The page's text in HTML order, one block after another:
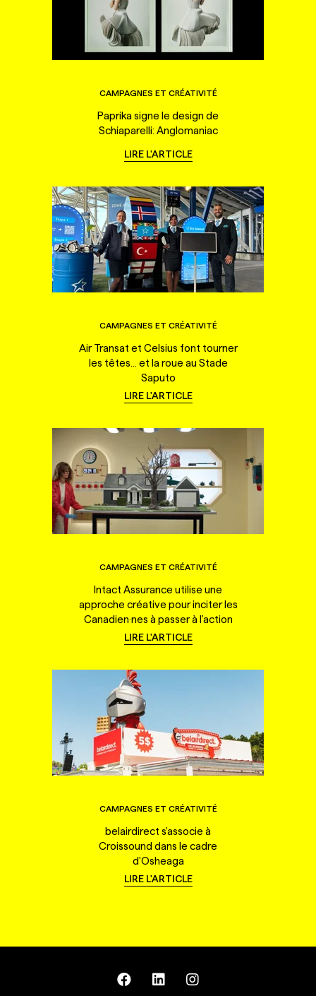
CAMPAGNES ET CRÉATIVITÉ
Paprika signe le design de
Schiaparelli: Anglomaniac
LIRE L'ARTICLE
CAMPAGNES ET CRÉATIVITÉ
Air Transat et Celsius font tourner
les têtes... et la roue au Stade
Saputo
LIRE L'ARTICLE
CAMPAGNES ET CRÉATIVITÉ
Intact Assurance utilise une
approche créative pour inciter les
Canadien·nes à passer à l'action
LIRE L'ARTICLE
CAMPAGNES ET CRÉATIVITÉ
belairdirect s'associe à
Croissound dans le cadre
d'Osheaga
LIRE L'ARTICLE